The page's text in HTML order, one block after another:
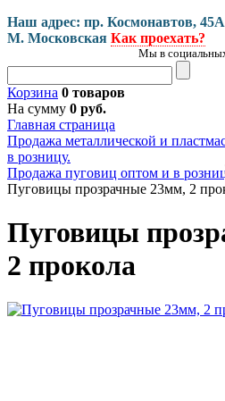
Наш адрес: пр. Космонавтов, 45A
М. Московская Как проехать?
Мы в
Корзина 0 товаров
На сумму 0 руб.
Главная страница
Продажа металлической и
в розницу.
Продажа пуговиц оптом и в
Пуговицы прозрачные 23мм, 2
Пуговицы
2 прокола